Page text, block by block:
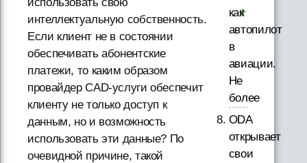
интеллектуальную собственность.
Если клиент не в состоянии
обеспечивать абонентские
платежи, то каким образом
провайдер CAD-услуги обеспечит
клиенту не только доступ к
данным, но и возможность
использовать эти данные? По
очевидной причине, такой
как
автопилот
в
авиации.
Не
более
ODA
открывает
свои